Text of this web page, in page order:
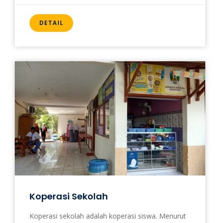
DETAIL
Koperasi Sekolah
Koperasi sekolah adalah koperasi siswa. Menurut